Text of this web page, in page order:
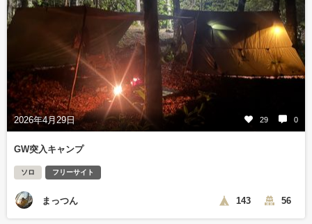
2026年4月29日 29 0
GW突入キャンプ
ソロ フリーサイト
まっつん 143 56